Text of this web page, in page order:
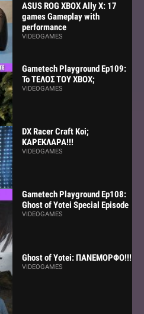
ASUS ROG XBOX Ally X: 17
games Gameplay with
performance
VIDEOGAMES
Gametech Playground Ep109:
Το ΤΕΛΟΣ ΤΟΥ ΧΒΟΧ;
VIDEOGAMES
DX Racer Craft Koi;
ΚΑΡΕΚΛΑΡΑ!!!
VIDEOGAMES
Gametech Playground Ep108:
Ghost of Yotei Special Episode
VIDEOGAMES
Ghost of Yotei: ΠΑΝΕΜΟΡΦΟ!!!
VIDEOGAMES